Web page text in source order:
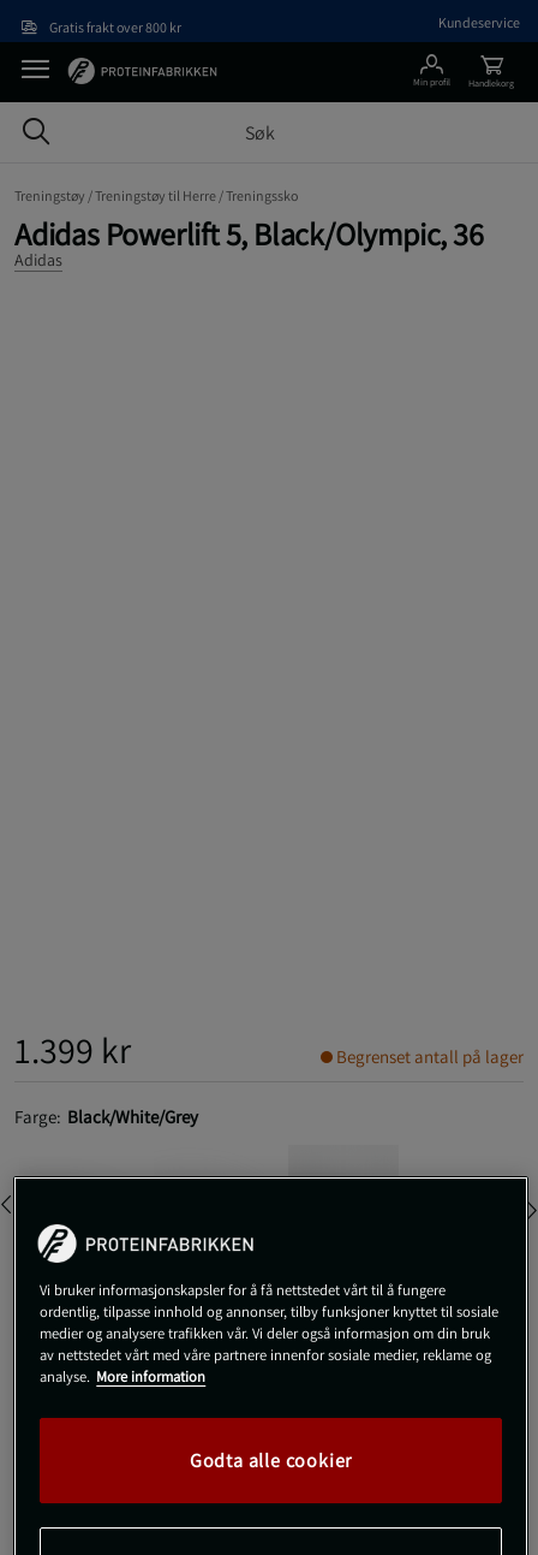
Gratis frakt over 800 kr Kundeservice
Min profil Handlekorg
Treningstøy /Treningstøy til Herre /Treningssko
Adidas Powerlift 5, Black/Olympic, 36
Adidas
1.399 kr Begrenset antall på lager
Farge: Black/White/Grey
36
Vi bruker informasjonskapsler for å få nettstedet vårt til å fungere
ordentlig, tilpasse innhold og annonser, tilby funksjoner knyttet til sosiale
medier og analysere trafikken vår. Vi deler også informasjon om din bruk
av nettstedet vårt med våre partnere innenfor sosiale medier, reklame og
analyse. More information
Godta alle cookier